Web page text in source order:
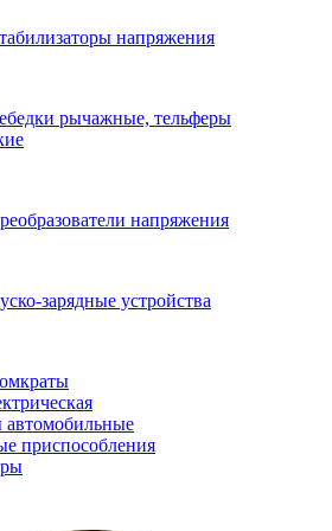
напряжения
рычажные, тельферы
напряжения
зарядные устройства
автомобильные
приспособления